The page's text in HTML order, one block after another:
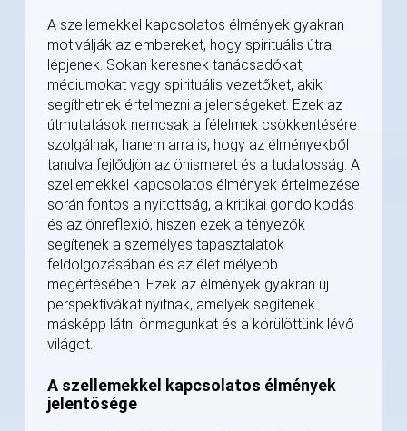
A szellemekkel kapcsolatos élmények gyakran
motiválják az embereket, hogy spirituális útra
lépjenek. Sokan keresnek tanácsadókat,
médiumokat vagy spirituális vezetőket, akik
segíthetnek értelmezni a jelenségeket. Ezek az
útmutatások nemcsak a félelmek csökkentésére
szolgálnak, hanem arra is, hogy az élményekből
tanulva fejlődjön az önismeret és a tudatosság. A
szellemekkel kapcsolatos élmények értelmezése
során fontos a nyitottság, a kritikai gondolkodás
és az önreflexió, hiszen ezek a tényezők
segítenek a személyes tapasztalatok
feldolgozásában és az élet mélyebb
megértésében. Ezek az élmények gyakran új
perspektívákat nyitnak, amelyek segítenek
másképp látni önmagunkat és a körülöttünk lévő
világot.
A szellemekkel kapcsolatos élmények
jelentősége